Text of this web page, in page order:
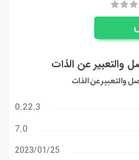
والتعبير عن الذات
والتعبير عن الذات
0.22.3
7.0
25‏/01‏/2023